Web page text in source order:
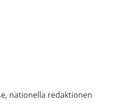
nationella redaktionen